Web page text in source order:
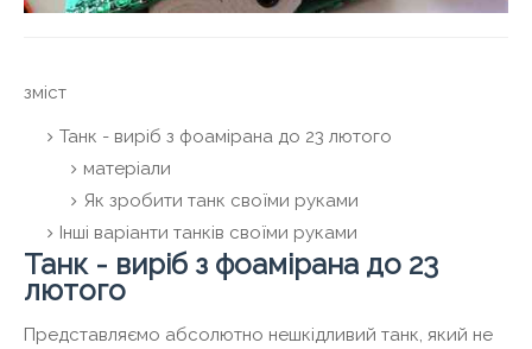
зміст
Танк - виріб з фоамірана до 23 лютого
матеріали
Як зробити танк своїми руками
Інші варіанти танків своїми руками
Танк - виріб з фоамірана до 23
лютого
Представляємо абсолютно нешкідливий танк, який не